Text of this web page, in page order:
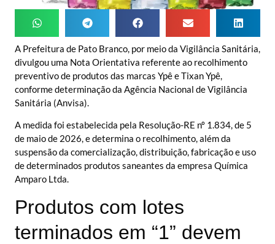
A Prefeitura de Pato Branco, por meio da Vigilância Sanitária,
divulgou uma Nota Orientativa referente ao recolhimento
preventivo de produtos das marcas Ypê e Tixan Ypê,
conforme determinação da Agência Nacional de Vigilância
Sanitária (Anvisa).
A medida foi estabelecida pela Resolução-RE nº 1.834, de 5
de maio de 2026, e determina o recolhimento, além da
suspensão da comercialização, distribuição, fabricação e uso
de determinados produtos saneantes da empresa Química
Amparo Ltda.
Produtos com lotes
terminados em “1” devem